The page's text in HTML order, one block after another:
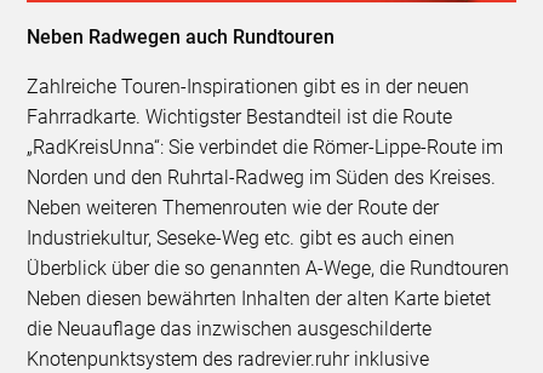
Neben Radwegen auch Rundtouren
Zahlreiche Touren-Inspirationen gibt es in der neuen
Fahrradkarte. Wichtigster Bestandteil ist die Route
„RadKreisUnna“: Sie verbindet die Römer-Lippe-Route im
Norden und den Ruhrtal-Radweg im Süden des Kreises.
Neben weiteren Themenrouten wie der Route der
Industriekultur, Seseke-Weg etc. gibt es auch einen
Überblick über die so genannten A-Wege, die Rundtouren
Neben diesen bewährten Inhalten der alten Karte bietet
die Neuauflage das inzwischen ausgeschilderte
Knotenpunktsystem des radrevier.ruhr inklusive